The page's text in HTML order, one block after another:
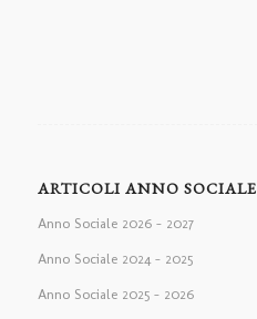
ARTICOLI ANNO SOCIALE
Anno Sociale 2026 – 2027
Anno Sociale 2024 – 2025
Anno Sociale 2025 – 2026